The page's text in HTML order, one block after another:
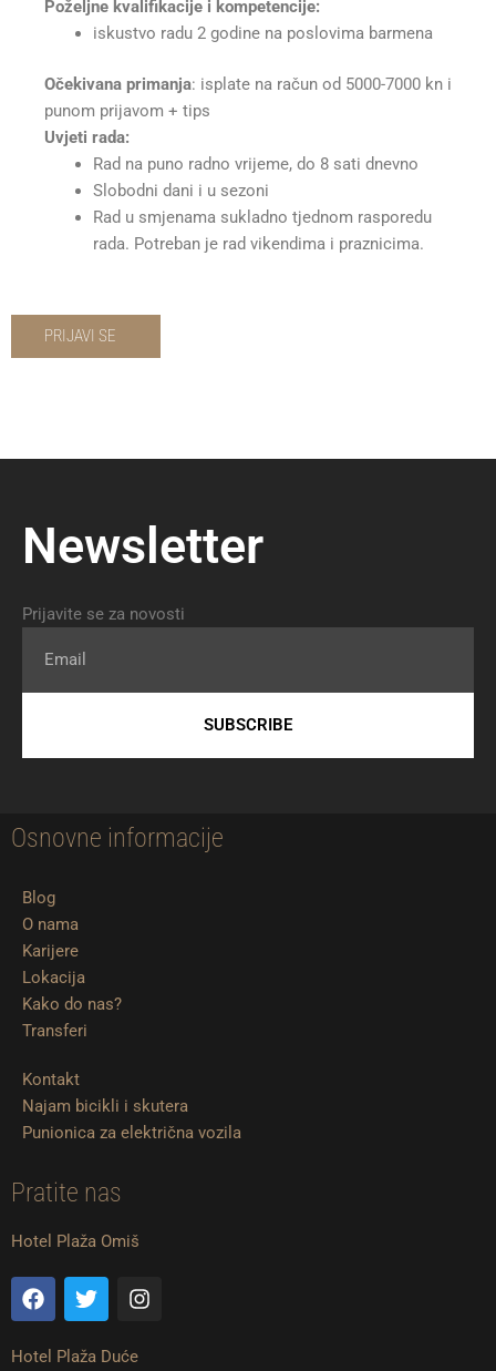
Poželjne kvalifikacije i kompetencije:
iskustvo radu 2 godine na poslovima barmena
Očekivana primanja: isplate na račun od 5000-7000 kn i
punom prijavom + tips
Uvjeti rada:
Rad na puno radno vrijeme, do 8 sati dnevno
Slobodni dani i u sezoni
Rad u smjenama sukladno tjednom rasporedu
rada. Potreban je rad vikendima i praznicima.
PRIJAVI SE
Newsletter
Prijavite se za novosti
SUBSCRIBE
Osnovne informacije
Blog
O nama
Karijere
Lokacija
Kako do nas?
Transferi
Kontakt
Najam bicikli i skutera
Punionica za električna vozila
Pratite nas
Hotel Plaža Omiš
F
a
c
e
T
w
i
t
I
n
t
Hotel Plaža Duće